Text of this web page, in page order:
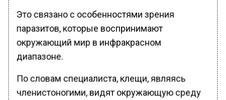
Это связано с особенностями зрения
паразитов, которые воспринимают
окружающий мир в инфракрасном
диапазоне.
По словам специалиста, клещи, являясь
членистоногими, видят окружающую среду